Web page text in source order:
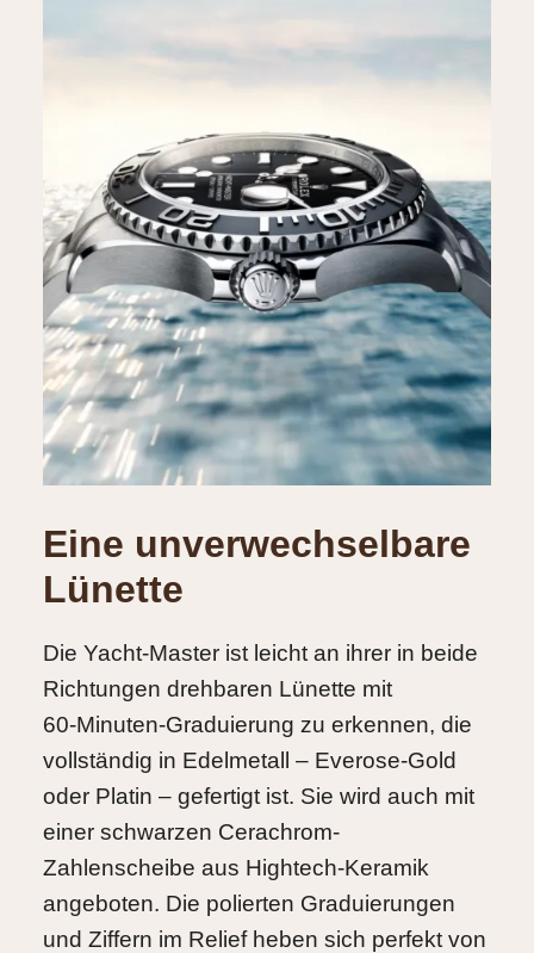
Eine unverwechselbare
Lünette
Die Yacht‑Master ist leicht an ihrer in beide
Richtungen drehbaren Lünette mit
60‑Minuten‑Graduierung zu erkennen, die
vollständig in Edelmetall – Everose-Gold
oder Platin – gefertigt ist. Sie wird auch mit
einer schwarzen Cerachrom-
Zahlenscheibe aus Hightech-Keramik
angeboten. Die polierten Graduierungen
und Ziffern im Relief heben sich perfekt von